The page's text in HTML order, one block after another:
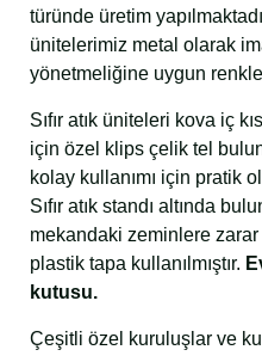
türünde üretim
ünitelerimiz metal olarak
yönetmeliğine uygun
Sıfır atık üniteleri kova iç
için özel klips çelik tel
kolay kullanımı için pratik
Sıfır atık standı altında
mekandaki zeminlere
plastik tapa kullanılmıştır.
kutusu.
Çeşitli özel kuruluşlar ve